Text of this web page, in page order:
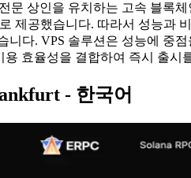
문 상인을 유치하는 고속 블록
제공했습니다. 따라서 성능과
니다. VPS 솔루션은 성능에 중
용 효율성을 결합하여 즉시 출시
- 한국어